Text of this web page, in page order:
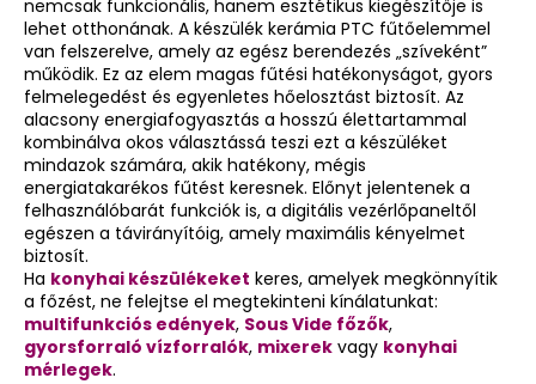
á
n
y
í
t
á
s
e
l
e
m
e
i
nemcsak funkcionális, hanem esztétikus kiegészítője is
lehet otthonának. A készülék kerámia PTC fűtőelemmel
van felszerelve, amely az egész berendezés „szíveként”
működik. Ez az elem magas fűtési hatékonyságot, gyors
felmelegedést és egyenletes hőelosztást biztosít. Az
alacsony energiafogyasztás a hosszú élettartammal
kombinálva okos választássá teszi ezt a készüléket
mindazok számára, akik hatékony, mégis
energiatakarékos fűtést keresnek. Előnyt jelentenek a
felhasználóbarát funkciók is, a digitális vezérlőpaneltől
egészen a távirányítóig, amely maximális kényelmet
biztosít.
Ha konyhai készülékeket keres, amelyek megkönnyítik
a főzést, ne felejtse el megtekinteni kínálatunkat:
multifunkciós edények, Sous Vide főzők,
gyorsforraló vízforralók, mixerek vagy konyhai
mérlegek.